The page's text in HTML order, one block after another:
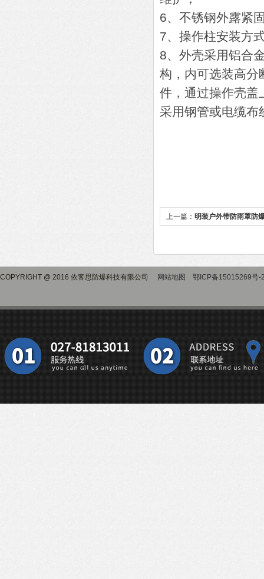
6、不锈钢外露紧
7、操作柱安装方
8、外壳采用铝合
构，内可选装高分
件，通过操作壳盖
采用钢管或电缆布
上一篇： 明装户外带防雨罩防
COPYRIGHT @ 2016 依客思防爆科技有限公司 网站地图 鄂ICP备15015269号-